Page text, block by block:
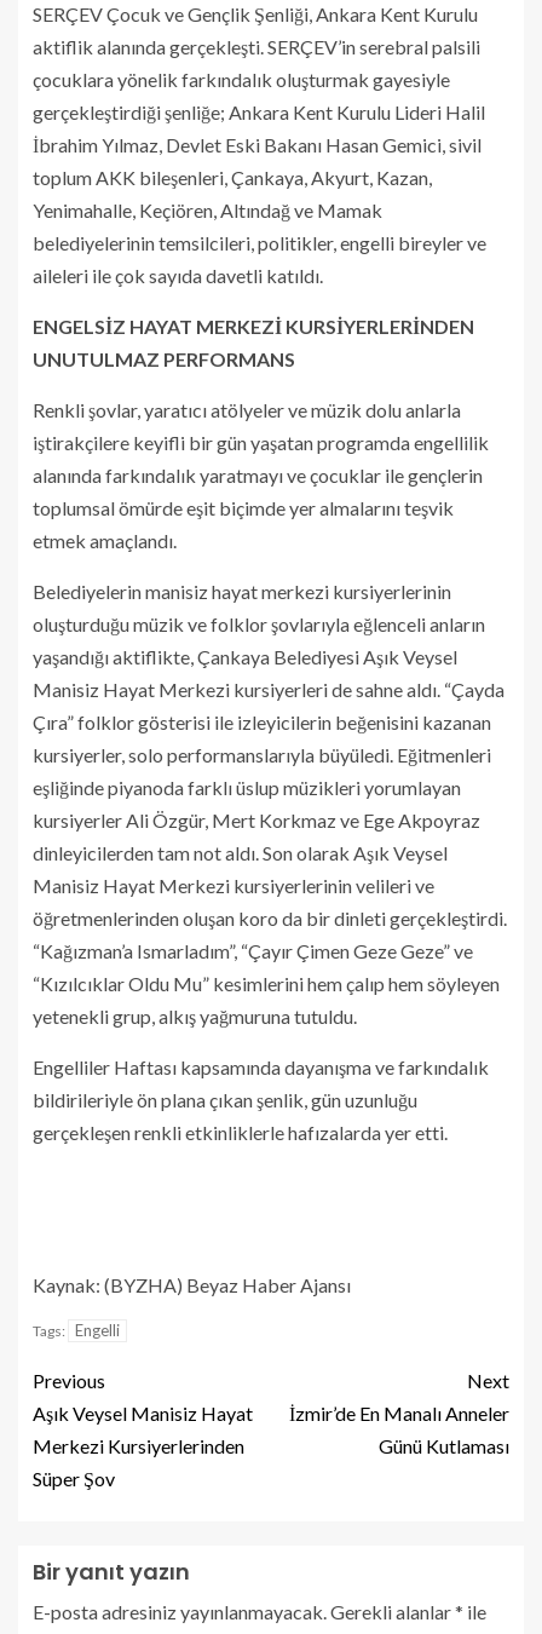
SERÇEV Çocuk ve Gençlik Şenliği, Ankara Kent Kurulu
aktiflik alanında gerçekleşti. SERÇEV’in serebral palsili
çocuklara yönelik farkındalık oluşturmak gayesiyle
gerçekleştirdiği şenliğe; Ankara Kent Kurulu Lideri Halil
İbrahim Yılmaz, Devlet Eski Bakanı Hasan Gemici, sivil
toplum AKK bileşenleri, Çankaya, Akyurt, Kazan,
Yenimahalle, Keçiören, Altındağ ve Mamak
belediyelerinin temsilcileri, politikler, engelli bireyler ve
aileleri ile çok sayıda davetli katıldı.
ENGELSİZ HAYAT MERKEZİ KURSİYERLERİNDEN
UNUTULMAZ PERFORMANS
Renkli şovlar, yaratıcı atölyeler ve müzik dolu anlarla
iştirakçilere keyifli bir gün yaşatan programda engellilik
alanında farkındalık yaratmayı ve çocuklar ile gençlerin
toplumsal ömürde eşit biçimde yer almalarını teşvik
etmek amaçlandı.
Belediyelerin manisiz hayat merkezi kursiyerlerinin
oluşturduğu müzik ve folklor şovlarıyla eğlenceli anların
yaşandığı aktiflikte, Çankaya Belediyesi Aşık Veysel
Manisiz Hayat Merkezi kursiyerleri de sahne aldı. “Çayda
Çıra” folklor gösterisi ile izleyicilerin beğenisini kazanan
kursiyerler, solo performanslarıyla büyüledi. Eğitmenleri
eşliğinde piyanoda farklı üslup müzikleri yorumlayan
kursiyerler Ali Özgür, Mert Korkmaz ve Ege Akpoyraz
dinleyicilerden tam not aldı. Son olarak Aşık Veysel
Manisiz Hayat Merkezi kursiyerlerinin velileri ve
öğretmenlerinden oluşan koro da bir dinleti gerçekleştirdi.
“Kağızman’a Ismarladım”, “Çayır Çimen Geze Geze” ve
“Kızılcıklar Oldu Mu” kesimlerini hem çalıp hem söyleyen
yetenekli grup, alkış yağmuruna tutuldu.
Engelliler Haftası kapsamında dayanışma ve farkındalık
bildirileriyle ön plana çıkan şenlik, gün uzunluğu
gerçekleşen renkli etkinliklerle hafızalarda yer etti.
Kaynak: (BYZHA) Beyaz Haber Ajansı
Tags: Engelli
Previous
Aşık Veysel Manisiz Hayat
Merkezi Kursiyerlerinden
Süper Şov
Next
İzmir’de En Manalı Anneler
Günü Kutlaması
Bir yanıt yazın
E-posta adresiniz yayınlanmayacak. Gerekli alanlar* ile